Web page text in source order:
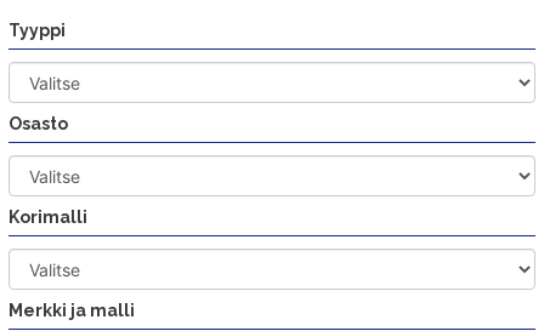
sisältöön
Tyyppi
Osasto
Korimalli
Merkki ja malli